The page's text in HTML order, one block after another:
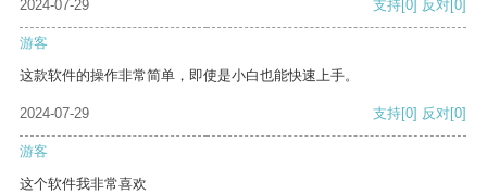
2024-07-29 支持[0] 反对[0]
游客
这款软件的操作非常简单，即使是小白也能快速上手。
2024-07-29 支持[0] 反对[0]
游客
这个软件我非常喜欢